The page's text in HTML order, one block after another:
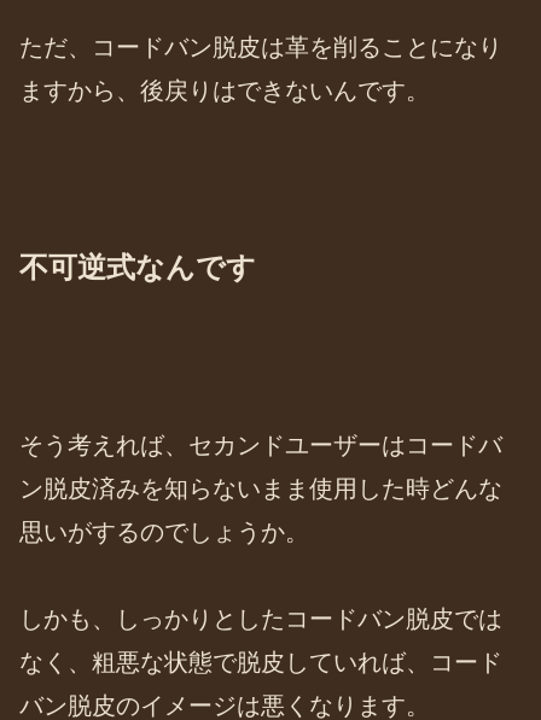
ただ、コードバン脱皮は革を削ることになり
ますから、後戻りはできないんです。
不可逆式なんです
そう考えれば、セカンドユーザーはコードバ
ン脱皮済みを知らないまま使用した時どんな
思いがするのでしょうか。
しかも、しっかりとしたコードバン脱皮では
なく、粗悪な状態で脱皮していれば、コード
バン脱皮のイメージは悪くなります。